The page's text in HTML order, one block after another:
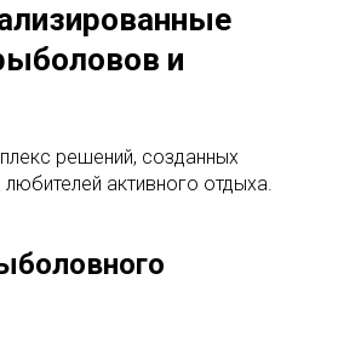
и
решений, созданных
активного отдыха.